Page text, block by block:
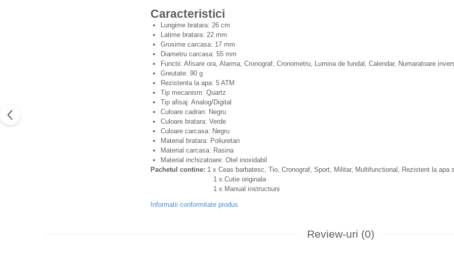
Caracteristici
Lungime bratara: 26 cm
Latime bratara: 22 mm
Grosime carcasa: 17 mm
Diametru carcasa: 55 mm
Functii: Afisare ora, Alarma, Cronograf, Cronometru, Lumina de fundal, Calendar, Numaratoare
Greutate: 90 g
Rezistenta la apa: 5 ATM
Tip mecanism: Quartz
Tip afisaj: Analog/Digital
Culoare cadran: Negru
Culoare bratara: Verde
Culoare carcasa: Negru
Material bratara: Poliuretan
Material carcasa: Rasina
Material inchizatoare: Otel inoxidabil
Pachetul contine: 1 x Ceas barbatesc, Tio, Cronograf, Sport, Militar, Multifunctional, Rezistent la apa
1 x Cutie originala
1 x Manual instructiuni
Informatii conformitate produs
Review-uri (0)